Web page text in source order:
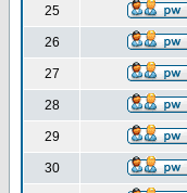
25
26
27
28
29
30